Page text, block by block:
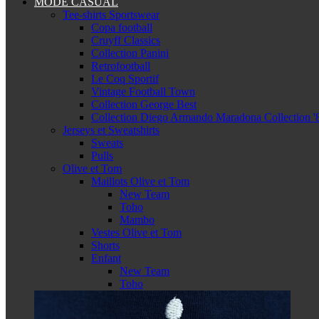
Tee-shirts Sportswear
Copa football
Cruyff Classics
Collection Panini
Retrofootball
Le Coq Sportif
Vintage Football Town
Collection George Best
Collection Diego Armando Maradona Collection
Jerseys et Sweatshirts
Sweats
Pulls
Olive et Tom
Maillots Olive et Tom
New Team
Toho
Mambo
Vestes Olive et Tom
Shorts
Enfant
New Team
Toho